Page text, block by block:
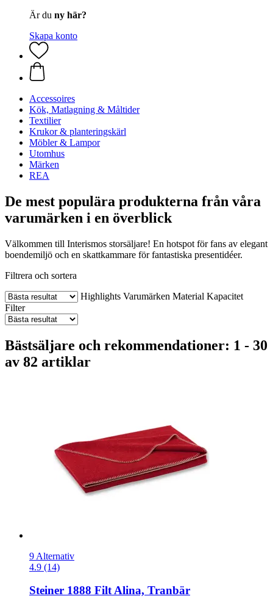
Är du ny här?
Skapa konto
Accessoires
Kök, Matlagning & Måltider
Textilier
Krukor & planteringskärl
Möbler & Lampor
Utomhus
Märken
REA
De mest populära produkterna från våra
varumärken i en överblick
Välkommen till Interismos storsäljare! En hotspot för fans av elegant
boendemiljö och en skattkammare för fantastiska presentidéer.
Filtrera och sortera
Highlights Varumärken Material Kapacitet
Filter
Bästsäljare och rekommendationer: 1 - 30
av 82 artiklar
9 Alternativ
4.9 (14)
Steiner 1888 Filt Alina, Tranbär